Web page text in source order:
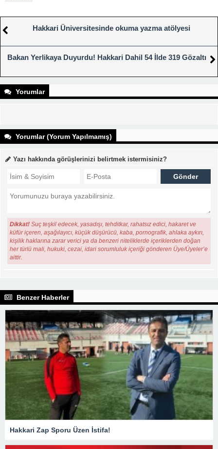
Hakkari Üniversitesinde okuma yazma atölyesi
Bakan Yerlikaya Duyurdu! Hakkari Dahil 54 İlde 319 Gözaltı
Yorumlar
Yorumlar (Yorum Yapılmamış)
Yazı hakkında görüşlerinizi belirtmek istermisiniz?
Dikkat! Suç teşkil edecek, yasadışı, tehditkar, rahatsız edici, hakaret ve
küfür içeren, aşağılayıcı, küçük düşürücü, kaba, pornografik, ahlaka aykırı,
kişilik haklarına zarar verici ya da benzeri niteliklerde içeriklerden doğan
her türlü mali, hukuki, cezai, idari sorumluluk içeriği gönderen Üye/Üyeler’e
aittir.
Benzer Haberler
Hakkari Zap Sporu Üzen İstifa!